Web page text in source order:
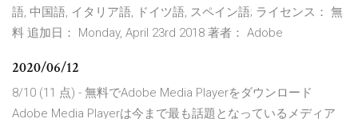
語, 中国語, イタリア語, ドイツ語, スペイン語; ライセンス： 無
料 追加日： Monday, April 23rd 2018 著者： Adobe
2020/06/12
8/10 (11 点) - 無料でAdobe Media Playerをダウンロード
Adobe Media Playerは今まで最も話題となっているメディア